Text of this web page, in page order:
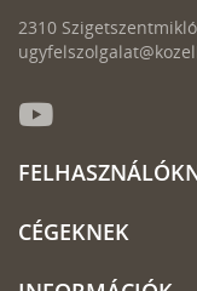
2310
CÉGEKNEK